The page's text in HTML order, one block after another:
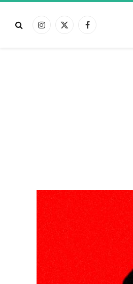
فيسبوكX
الانستغرام